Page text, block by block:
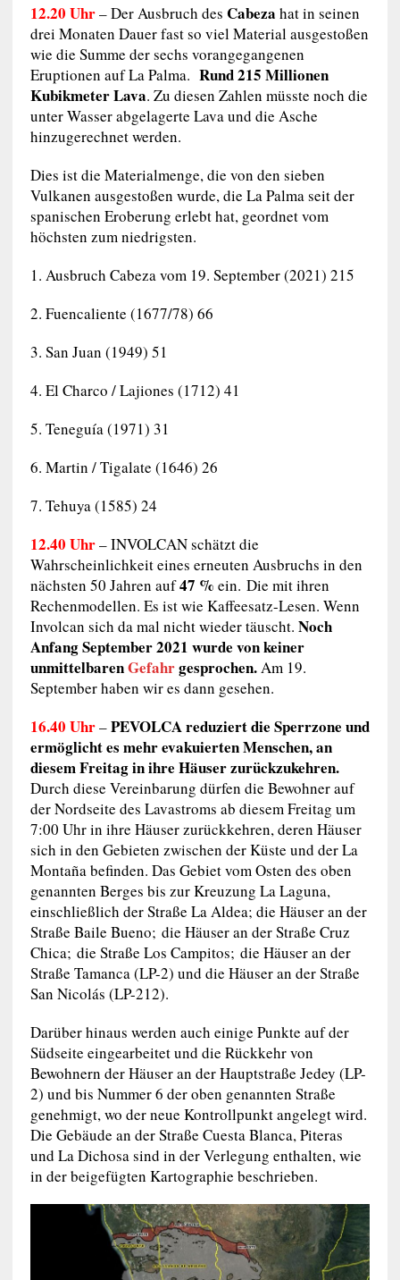
12.20 Uhr– Der Ausbruch des Cabeza hat in seinen
drei Monaten Dauer fast so viel Material ausgestoßen
wie die Summe der sechs vorangegangenen
Eruptionen auf La Palma. Rund 215 Millionen
Kubikmeter Lava. Zu diesen Zahlen müsste noch die
unter Wasser abgelagerte Lava und die Asche
hinzugerechnet werden.
Dies ist die Materialmenge, die von den sieben
Vulkanen ausgestoßen wurde, die La Palma seit der
spanischen Eroberung erlebt hat, geordnet vom
höchsten zum niedrigsten.
1. Ausbruch Cabeza vom 19. September (2021) 215
2. Fuencaliente (1677/78) 66
3. San Juan (1949) 51
4. El Charco / Lajiones (1712) 41
5. Teneguía (1971) 31
6. Martin / Tigalate (1646) 26
7. Tehuya (1585) 24
12.40 Uhr– INVOLCAN schätzt die
Wahrscheinlichkeit eines erneuten Ausbruchs in den
nächsten 50 Jahren auf47 % ein. Die mit ihren
Rechenmodellen. Es ist wie Kaffeesatz-Lesen. Wenn
Involcan sich da mal nicht wieder täuscht. Noch
Anfang September 2021 wurde von keiner
unmittelbarenGefahrgesprochen.Am 19.
September haben wir es dann gesehen.
16.40 Uhr–PEVOLCA reduziert die Sperrzone und
ermöglicht es mehr evakuierten Menschen, an
diesem Freitag in ihre Häuser zurückzukehren.
Durch diese Vereinbarung dürfen die Bewohner auf
der Nordseite des Lavastroms ab diesem Freitag um
7:00 Uhr in ihre Häuser zurückkehren, deren Häuser
sich in den Gebieten zwischen der Küste und der La
Montaña befinden. Das Gebiet vom Osten des oben
genannten Berges bis zur Kreuzung La Laguna,
einschließlich der Straße La Aldea; die Häuser an der
Straße Baile Bueno; die Häuser an der Straße Cruz
Chica; die Straße Los Campitos; die Häuser an der
Straße Tamanca (LP-2) und die Häuser an der Straße
San Nicolás (LP-212).
Darüber hinaus werden auch einige Punkte auf der
Südseite eingearbeitet und die Rückkehr von
Bewohnern der Häuser an der Hauptstraße Jedey (LP-
2) und bis Nummer 6 der oben genannten Straße
genehmigt, wo der neue Kontrollpunkt angelegt wird.
Die Gebäude an der Straße Cuesta Blanca, Piteras
und La Dichosa sind in der Verlegung enthalten, wie
in der beigefügten Kartographie beschrieben.